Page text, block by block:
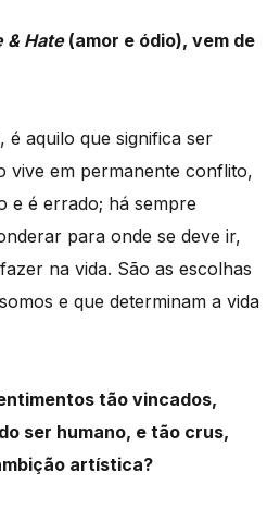
& Hate(amor e ódio), vem de
é aquilo que significa ser
vive em permanente conflito,
e é errado; há sempre
para onde se deve ir,
na vida. São as escolhas
e que determinam a vida
tão vincados,
ser humano, e tão crus,
artística?